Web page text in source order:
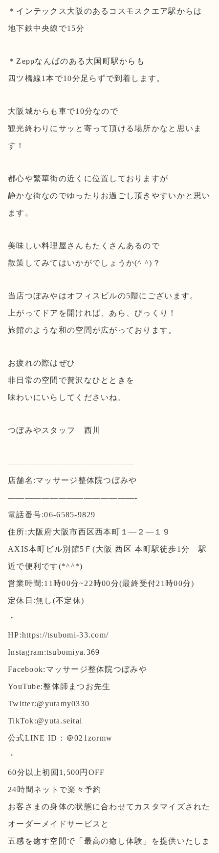
＊インテックス大阪のあるコスモスクエア駅からは
地下鉄中央線で15分
＊Zeppなんばのある大国町駅からも
四ツ橋線1本で10分足らずで到着します。
大阪城からも車で10分なので
観光終わりにサッと寄って頂ける場所かなと思いま
す！
都心や繁華街の近くに位置しておりますが
静かな街なのでゆったりお過ごし頂きやすいかと思い
ます。
美味しい料理屋さんもたくさんあるので
散策してみてはいかがでしょうか(^ ^)？
当店つぼみやはオフィスビルの5階にございます。
上がってドアを開ければ、あら、びっくり！
旅館のような和の空間が広がっております。
お疲れの際はぜひ
非日常の空間で贅沢なひとときを
味わいにいらしてくださいね。
つぼみやスタッフ 西川
———————————————
店舗名:マッサージ整体院つぼみや
———————————————-
電話番号:06-6585-9829
住所:大阪府大阪市西区西本町１―２―１９
AXIS本町ビル別館5Ｆ(大阪 西区 本町駅徒歩1分 駅
近で便利です(*^^*)
営業時間:11時00分~22時00分(最終受付21時00分)
定休日:無し(不定休)
・
HP:https://tsubomi-33.com/
Instagram:tsubomiya.369
Facebook:マッサージ整体院つぼみや
YouTube:整体師まつお先生
Twitter:@yutamy0330
TikTok:@yuta.seitai
公式LINE ID：＠021zormw
・
60分以上初回1,500円OFF
24時間ネットで楽々予約
お客さまの身体の状態に合わせてカスタマイズされた
オーダーメイドサービスと
五感を癒す空間で「最高の癒し体験」を提供いたしま